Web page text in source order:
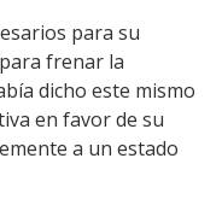
para su
frenar la
dicho este mismo
en favor de su
a un estado